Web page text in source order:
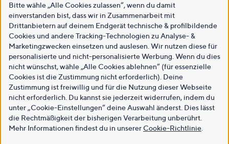
Bitte wähle „Alle Cookies zulassen“, wenn du damit
einverstanden bist, dass wir in Zusammenarbeit mit
Drittanbietern auf deinem Endgerät technische & profilbildende
Cookies und andere Tracking-Technologien zu Analyse- &
Marketingzwecken einsetzen und auslesen. Wir nutzen diese für
personalisierte und nicht-personalisierte Werbung. Wenn du dies
nicht wünschst, wähle „Alle Cookies ablehnen“ (für essenzielle
Cookies ist die Zustimmung nicht erforderlich). Deine
Zustimmung ist freiwillig und für die Nutzung dieser Webseite
nicht erforderlich. Du kannst sie jederzeit widerrufen, indem du
unter „Cookie-Einstellungen“ deine Auswahl änderst. Dies lässt
die Rechtmäßigkeit der bisherigen Verarbeitung unberührt.
Mehr Informationen findest du in unsererCookie-Richtlinie